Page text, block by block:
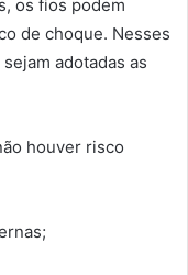
os fios podem
de choque. Nesses
adotadas as
houver risco